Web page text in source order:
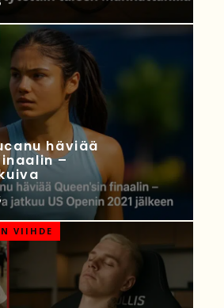
häviää
–
VIIHDE